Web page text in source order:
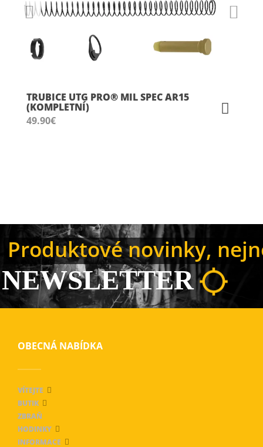
TRUBICE UTG PRO® MIL SPEC AR15
(KOMPLETNÍ)
49.90€
Produktové novinky,
NEWSLETTER
OBECNÁ NABÍDKA
VÍTEJTE
BUTIK
ZBRAŇ
HODINKY
INFORMACE